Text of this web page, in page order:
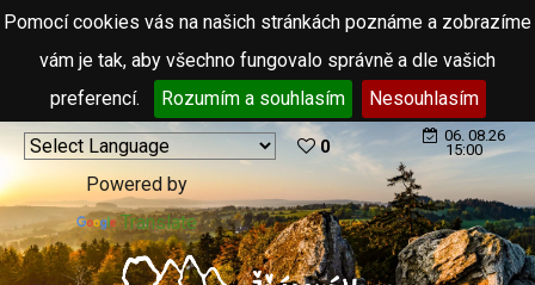
Pomocí cookies vás na našich stránkách poznáme a zobrazíme
vám je tak, aby všechno fungovalo správně a dle vašich
preferencí.
Rozumím a souhlasím Nesouhlasím
Powered by
Translate
0
06. 08.26
15:00